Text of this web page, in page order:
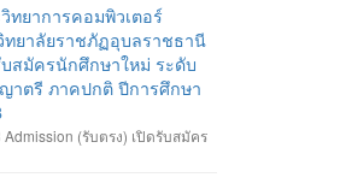
ทยาการคอมพิวเตอร์
ทยาลัยราชภัฏอุบลราชธานี
บสมัครนักศึกษาใหม่ ระดับ
าตรี ภาคปกติ ปีการศึกษา
Admission (รับตรง) เปิดรับสมัคร